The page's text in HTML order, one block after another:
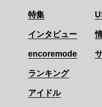
特集
インタビュー
encoremode
ランキング
アイドル